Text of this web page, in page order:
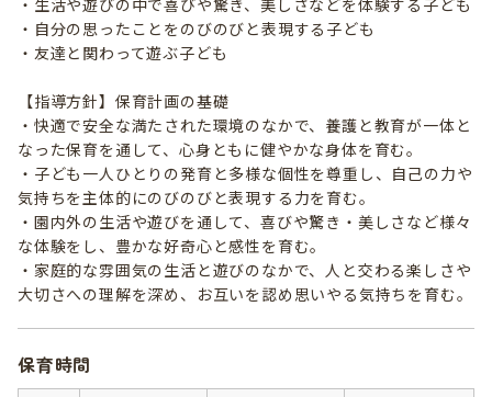
・生活や遊びの中で喜びや驚き、美しさなどを体験する子ども
・自分の思ったことをのびのびと表現する子ども
・友達と関わって遊ぶ子ども
【指導方針】保育計画の基礎
・快適で安全な満たされた環境のなかで、養護と教育が一体と
なった保育を通して、心身ともに健やかな身体を育む。
・子ども一人ひとりの発育と多様な個性を尊重し、自己の力や
気持ちを主体的にのびのびと表現する力を育む。
・園内外の生活や遊びを通して、喜びや驚き・美しさなど様々
な体験をし、豊かな好奇心と感性を育む。
・家庭的な雰囲気の生活と遊びのなかで、人と交わる楽しさや
大切さへの理解を深め、お互いを認め思いやる気持ちを育む。
保育時間